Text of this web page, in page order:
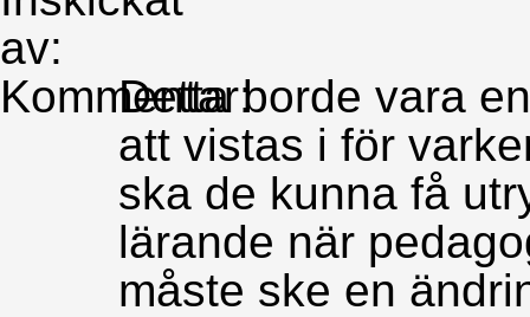
av:
Kommentar:
Detta borde vara
att vistas i för
ska de kunna få
lärande när
måste ske en